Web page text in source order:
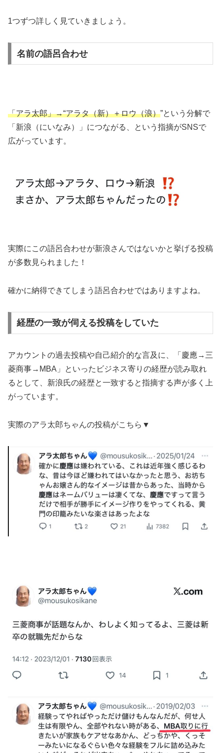
1つずつ詳しく見ていきましょう。
名前の語呂合わせ
「アラ太郎」→“アラタ（新）＋ロウ（浪）”という分解で
「新浪（にいなみ）」につながる、という指摘がSNSで
広がっています。
実際にこの語呂合わせが新浪さんではないかと挙げる投稿
が多数見られました！
確かに納得できてしまう語呂合わせではありますよね。
経歴の一致が伺える投稿をしていた
アカウントの過去投稿や自己紹介的な言及に、「慶應→三
菱商事→MBA」といったビジネス寄りの経歴が読み取れ
るとして、新浪氏の経歴と一致すると指摘する声が多く上
がっています。
実際のアラ太郎ちゃんの投稿がこちら▼